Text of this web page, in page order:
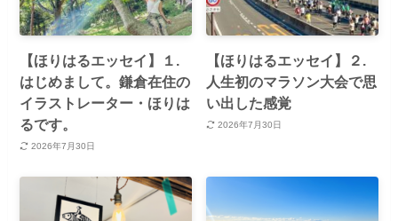
【ほりはるエッセイ】１.
はじめまして。鎌倉在住の
イラストレーター・ほりは
るです。
2026年7月30日
【ほりはるエッセイ】２.
人生初のマラソン大会で思
い出した感覚
2026年7月30日